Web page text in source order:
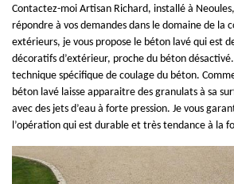
Contactez-moi Artisan Richard, installé à
répondre à vos demandes dans le domaine de la
extérieurs, je vous propose le béton lavé qui est
décoratifs d’extérieur, proche du béton
technique spécifique de coulage du béton.
béton lavé laisse apparaitre des granulats à sa
avec des jets d’eau à forte pression. Je vous
l’opération qui est durable et très tendance à la